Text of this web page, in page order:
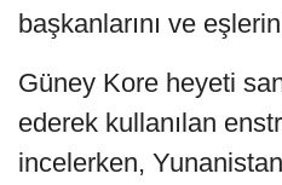
başkanlarını ve
Güney Kore heyeti
ederek kullanılan
incelerken,